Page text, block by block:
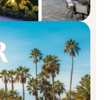
an cư mà còn mở ra
thị sầm uất.